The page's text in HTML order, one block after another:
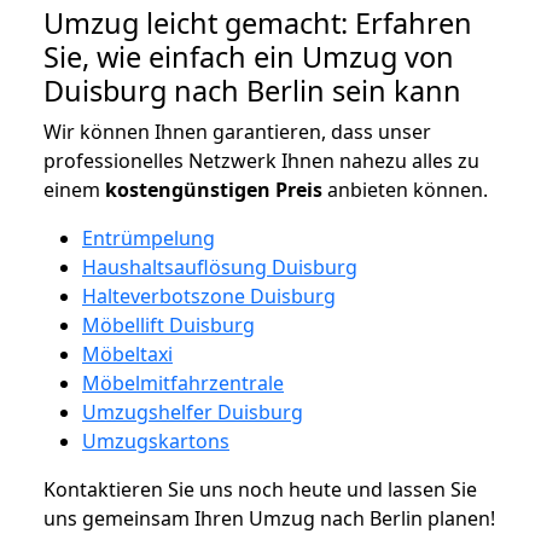
Umzug leicht gemacht: Erfahren
Sie, wie einfach ein Umzug von
Duisburg nach Berlin sein kann
Wir können Ihnen garantieren, dass unser
professionelles Netzwerk Ihnen nahezu alles zu
einem kostengünstigen Preisanbieten können.
Entrümpelung
Haushaltsauflösung Duisburg
Halteverbotszone Duisburg
Möbellift Duisburg
Möbeltaxi
Möbelmitfahrzentrale
Umzugshelfer Duisburg
Umzugskartons
Kontaktieren Sie uns noch heute und lassen Sie
uns gemeinsam Ihren Umzug nach Berlin planen!